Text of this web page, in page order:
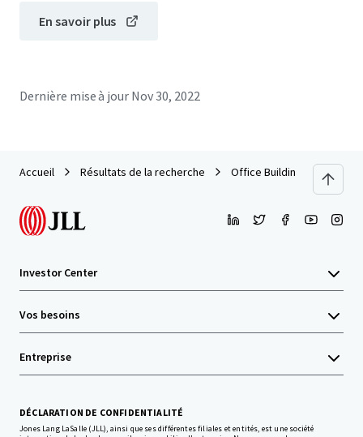
En savoir plus
Dernière mise à jour Nov 30, 2022
Accueil Résultats de la recherche Office Building in Hua It
Investor Center
Vos besoins
Entreprise
DÉCLARATION DE CONFIDENTIALITÉ
Jones Lang LaSalle (JLL), ainsi que ses différentes filiales et entités, est une société